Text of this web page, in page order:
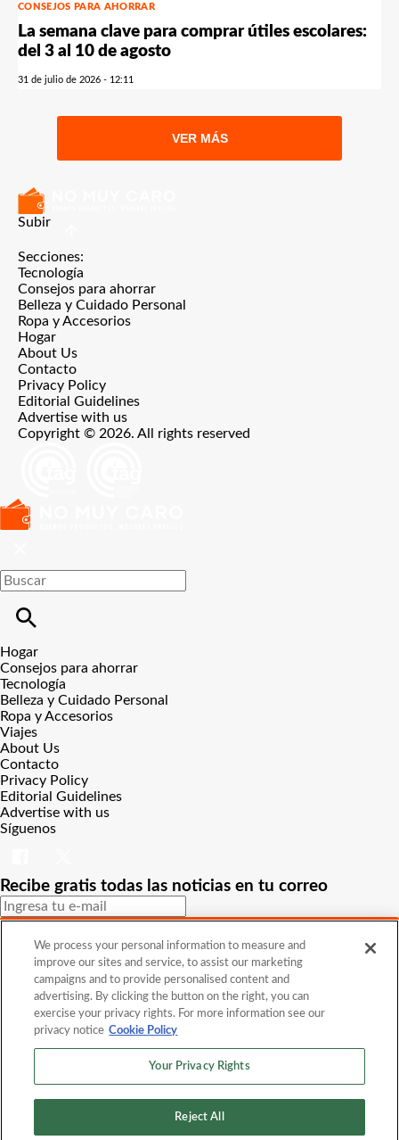
CONSEJOS PARA AHORRAR
La semana clave para comprar útiles escolares:
del 3 al 10 de agosto
31 de julio de 2026 - 12:11
VER MÁS
Subir
Secciones:
Tecnología
Consejos para ahorrar
Belleza y Cuidado Personal
Ropa y Accesorios
Hogar
About Us
Contacto
Privacy Policy
Editorial Guidelines
Advertise with us
Copyright © 2026. All rights reserved
Hogar
Consejos para ahorrar
Tecnología
Belleza y Cuidado Personal
Ropa y Accesorios
Viajes
About Us
Contacto
Privacy Policy
Editorial Guidelines
Advertise with us
Síguenos
Recibe gratis todas las noticias en tu correo
SUSCRIBIRME
Este sitio está protegido por reCAPTCHA y Google
privacidady Se aplican lasCondiciones de servicio
¡Muchas gracias!Ya estás suscrito a nuestro newsletter
Recibe gratis todas las noticias en tu correo
We process your personal information to measure and
improve our sites and service, to assist our marketing
campaigns and to provide personalised content and
advertising. By clicking the button on the right, you can
exercise your privacy rights. For more information see our
privacy notice Cookie Policy
Your Privacy Rights
Reject All